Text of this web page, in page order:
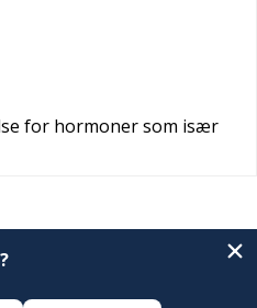
for hormoner som især